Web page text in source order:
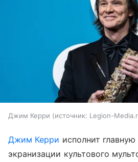
Джим Керри источник: Legion-
Джим Керри исполнит
экранизации культового